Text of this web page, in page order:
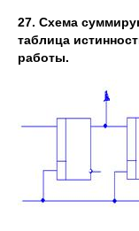
27. Схема
таблица
работы.